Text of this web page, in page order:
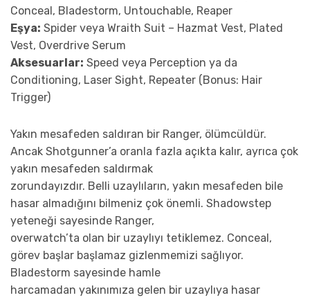
Conceal, Bladestorm, Untouchable, Reaper
Eşya: Spider veya Wraith Suit – Hazmat Vest, Plated
Vest, Overdrive Serum
Aksesuarlar: Speed veya Perception ya da
Conditioning, Laser Sight, Repeater (Bonus: Hair
Trigger)
Yakın mesafeden saldıran bir Ranger, ölümcüldür.
Ancak Shotgunner’a oranla fazla açıkta kalır, ayrıca çok
yakın mesafeden saldırmak
zorundayızdır. Belli uzaylıların, yakın mesafeden bile
hasar almadığını bilmeniz çok önemli. Shadowstep
yeteneği sayesinde Ranger,
overwatch’ta olan bir uzaylıyı tetiklemez. Conceal,
görev başlar başlamaz gizlenmemizi sağlıyor.
Bladestorm sayesinde hamle
harcamadan yakınımıza gelen bir uzaylıya hasar